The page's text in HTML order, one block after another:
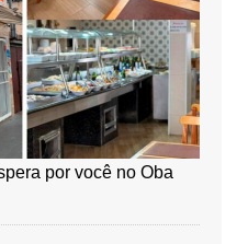
por você no Oba